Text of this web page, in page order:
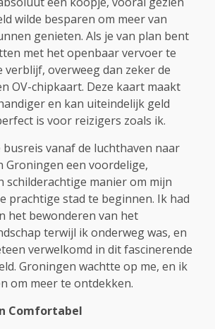
wilde besparen om meer van
genieten. Als je van plan bent
met het openbaar vervoer te
verblijf, overweeg dan zeker de
OV-chipkaart. Deze kaart maakt
en kan uiteindelijk geld
is voor reizigers zoals ik.
busreis vanaf de luchthaven naar
Groningen een voordelige,
schilderachtige manier om mijn
prachtige stad te beginnen. Ik had
het bewonderen van het
terwijl ik onderweg was, en
verwelkomd in dit fascinerende
Groningen wachtte op me, en ik
om meer te ontdekken.
Comfortabel